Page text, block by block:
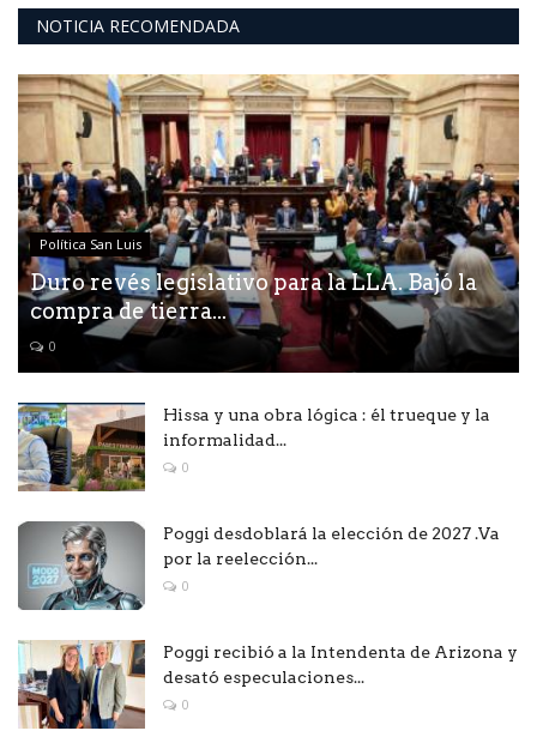
NOTICIA RECOMENDADA
Política San Luis
Duro revés legislativo para la LLA. Bajó la
compra de tierra...
0
Hissa y una obra lógica : él trueque y la
informalidad...
0
Poggi desdoblará la elección de 2027 .Va
por la reelección...
0
Poggi recibió a la Intendenta de Arizona y
desató especulaciones...
0